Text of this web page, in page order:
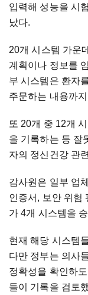
입력해 성능을 시
났다.
20개 시스템 가운
계획이나 정보를
부 시스템은 환자
주문하는 내용까
또 20개 중 12개
을 기록하는 등 잘
자의 정신건강 관
감사원은 일부 업
인증서, 보안 위험
가 4개 시스템을
현재 해당 시스템
다만 정부는 의사
정확성을 확인하
들이 기록을 검토